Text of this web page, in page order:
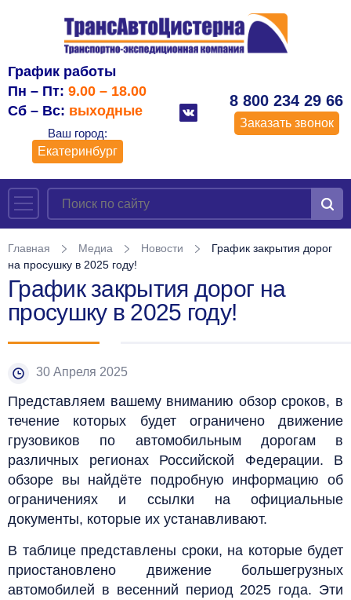
График работы
Пн – Пт: 9.00 – 18.00
Сб – Вс: выходные
Ваш город:
Екатеринбург
8 800 234 29 66
Заказать звонок
Главная Медиа Новости
График закрытия дорог
на просушку в 2025 году!
График закрытия дорог на
просушку в 2025 году!
30 Апреля 2025
Представляем вашему вниманию обзор сроков, в
течение которых будет ограничено движение
грузовиков по автомобильным дорогам в
различных регионах Российской Федерации. В
обзоре вы найдёте подробную информацию об
ограничениях и ссылки на официальные
документы, которые их устанавливают.
В таблице представлены сроки, на которые будет
приостановлено движение большегрузных
автомобилей в весенний период 2025 года. Эти